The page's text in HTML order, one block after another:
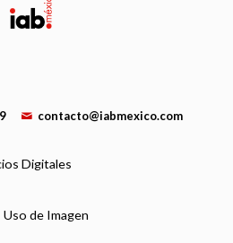
contacto@iabmexico.com
Digitales
Uso de Imagen